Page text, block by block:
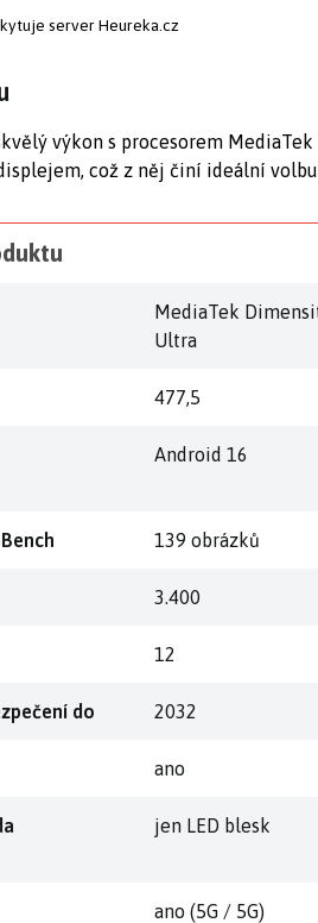
server Heureka.cz
výkon s procesorem
což z něj činí ideální
MediaTek
Ultra
477,5
Android 16
139 obrázků
3.400
12
do 2032
ano
jen LED blesk
ano (5G / 5G)